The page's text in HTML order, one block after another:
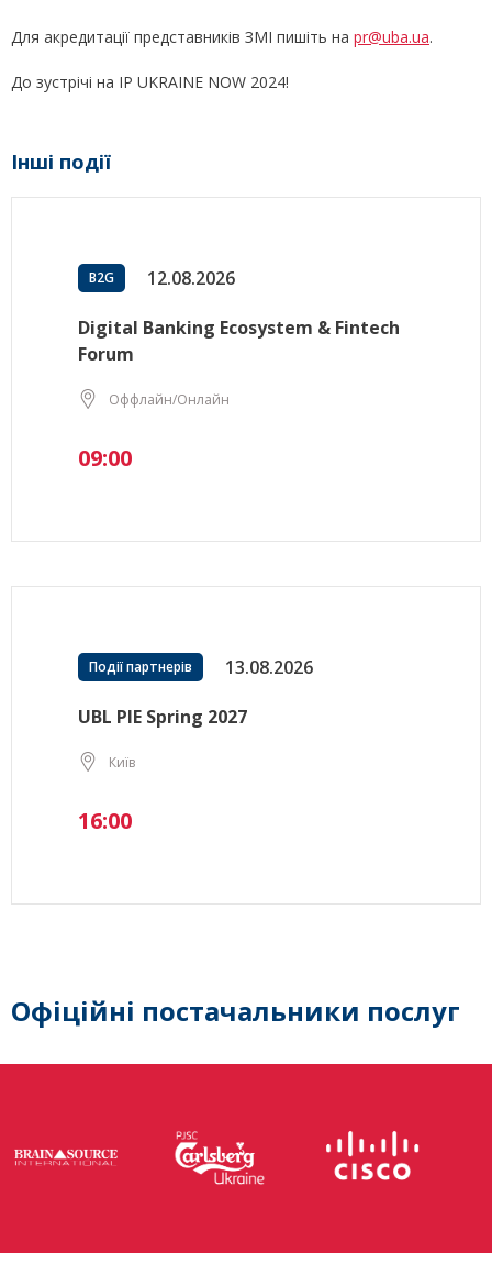
Для акредитації представників ЗМІ пишіть на pr@uba.ua.
До зустрічі на IP UKRAINE NOW 2024!
Інші події
B2G 12.08.2026
Digital Banking Ecosystem & Fintech
Forum
Оффлайн/Онлайн
09:00
Події партнерів 13.08.2026
UBL PIE Spring 2027
Київ
16:00
Офіційні постачальники послуг